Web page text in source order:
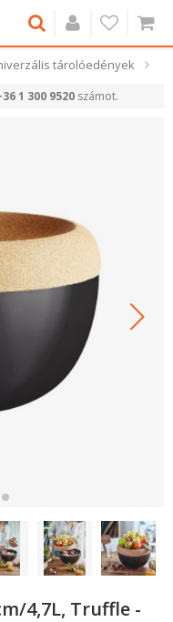
tárolóedények
1 300 9520számot.
4,7L, Truffle -